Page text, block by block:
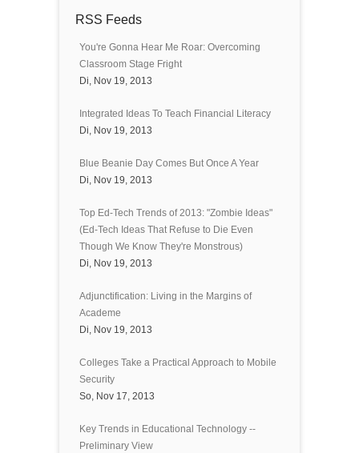
RSS Feeds
You're Gonna Hear Me Roar: Overcoming
Classroom Stage Fright
Di, Nov 19, 2013
Integrated Ideas To Teach Financial Literacy
Di, Nov 19, 2013
Blue Beanie Day Comes But Once A Year
Di, Nov 19, 2013
Top Ed-Tech Trends of 2013: "Zombie Ideas"
(Ed-Tech Ideas That Refuse to Die Even
Though We Know They're Monstrous)
Di, Nov 19, 2013
Adjunctification: Living in the Margins of
Academe
Di, Nov 19, 2013
Colleges Take a Practical Approach to Mobile
Security
So, Nov 17, 2013
Key Trends in Educational Technology --
Preliminary View